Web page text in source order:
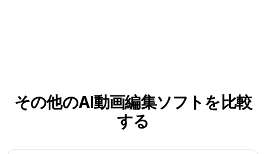
その他のAI動画編集ソフトを比較
する